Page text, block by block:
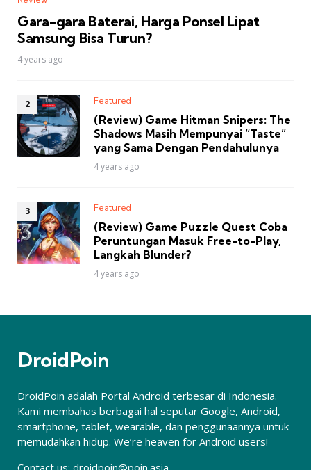
Gara-gara Baterai, Harga Ponsel Lipat
Samsung Bisa Turun?
4 years ago
Featured
(Review) Game Hitman Snipers: The
Shadows Masih Mempunyai “Taste”
yang Sama Dengan Pendahulunya
4 years ago
Featured
(Review) Game Puzzle Quest Coba
Peruntungan Masuk Free-to-Play,
Langkah Blunder?
4 years ago
DroidPoin
DroidPoin adalah Portal Android terbesar di Indonesia.
Kami membahas berbagai hal seputar Google, Android,
smartphone, tablet, wearable, dan penggunaannya untuk
memudahkan hidup. We’re heaven for Android users!